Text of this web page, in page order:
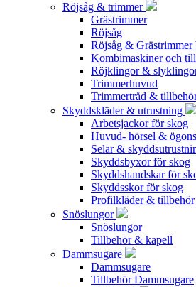
Röjsåg & trimmer
Grästrimmer
Röjsåg
Röjsåg & Grästrimmer
Kombimaskiner och
Röjklingor &
Trimmerhuvud
Trimmertråd &
Skyddskläder & utrustning
Arbetsjackor för skog
Huvud- hörsel &
Selar &
Skyddsbyxor för skog
Skyddshandskar för
Skyddsskor för skog
Profilkläder & tillbehör
Snöslungor
Snöslungor
Tillbehör & kapell
Dammsugare
Dammsugare
Tillbehör Dammsugare